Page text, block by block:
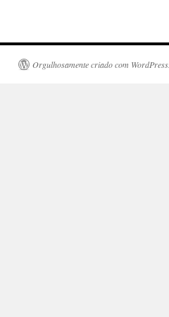
Orgulhosamente criado com WordPress.